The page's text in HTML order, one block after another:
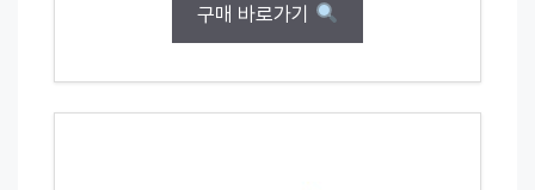
구매 바로가기